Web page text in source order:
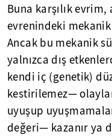
Buna karşılık evrim,
evrenindeki
Ancak bu mekanik
yalnızca dış
kendi iç (genetik)
kestirilemez—
uyuşup
değeri— kazanır ya